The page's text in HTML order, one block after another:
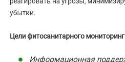
убытки.
Цели фитосанитарного
Информационная